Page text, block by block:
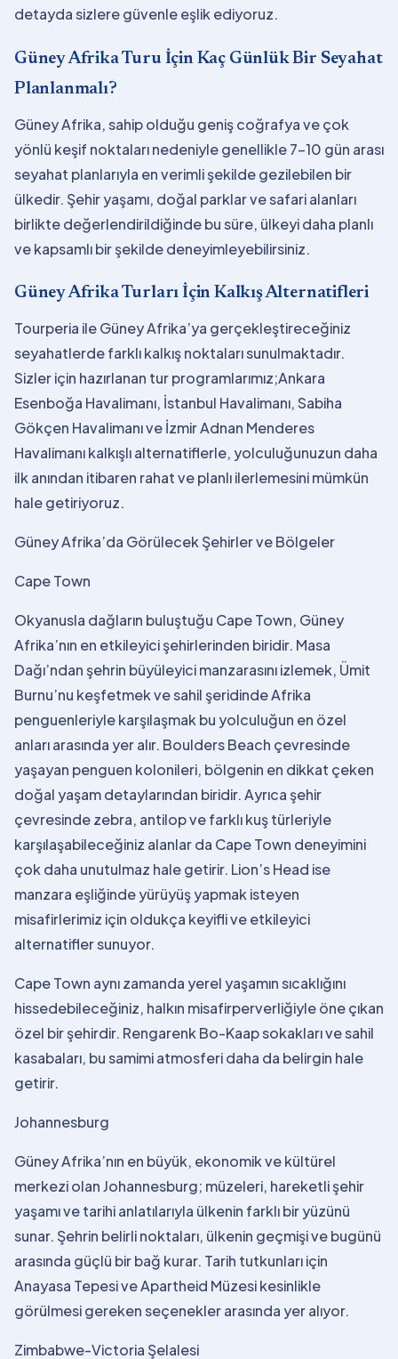
detayda sizlere güvenle eşlik ediyoruz.
Güney Afrika Turu İçin Kaç Günlük Bir Seyahat
Planlanmalı?
Güney Afrika, sahip olduğu geniş coğrafya ve çok
yönlü keşif noktaları nedeniyle genellikle 7-10 gün arası
seyahat planlarıyla en verimli şekilde gezilebilen bir
ülkedir. Şehir yaşamı, doğal parklar ve safari alanları
birlikte değerlendirildiğinde bu süre, ülkeyi daha planlı
ve kapsamlı bir şekilde deneyimleyebilirsiniz.
Güney Afrika Turları İçin Kalkış Alternatifleri
Tourperia ile Güney Afrika’ya gerçekleştireceğiniz
seyahatlerde farklı kalkış noktaları sunulmaktadır.
Sizler için hazırlanan tur programlarımız;Ankara
Esenboğa Havalimanı, İstanbul Havalimanı, Sabiha
Gökçen Havalimanı ve İzmir Adnan Menderes
Havalimanı kalkışlı alternatiflerle, yolculuğunuzun daha
ilk anından itibaren rahat ve planlı ilerlemesini mümkün
hale getiriyoruz.
Güney Afrika’da Görülecek Şehirler ve Bölgeler
Cape Town
Okyanusla dağların buluştuğu Cape Town, Güney
Afrika’nın en etkileyici şehirlerinden biridir. Masa
Dağı’ndan şehrin büyüleyici manzarasını izlemek, Ümit
Burnu’nu keşfetmek ve sahil şeridinde Afrika
penguenleriyle karşılaşmak bu yolculuğun en özel
anları arasında yer alır. Boulders Beach çevresinde
yaşayan penguen kolonileri, bölgenin en dikkat çeken
doğal yaşam detaylarından biridir. Ayrıca şehir
çevresinde zebra, antilop ve farklı kuş türleriyle
karşılaşabileceğiniz alanlar da Cape Town deneyimini
çok daha unutulmaz hale getirir. Lion’s Head ise
manzara eşliğinde yürüyüş yapmak isteyen
misafirlerimiz için oldukça keyifli ve etkileyici
alternatifler sunuyor.
Cape Town aynı zamanda yerel yaşamın sıcaklığını
hissedebileceğiniz, halkın misafirperverliğiyle öne çıkan
özel bir şehirdir. Rengarenk Bo-Kaap sokakları ve sahil
kasabaları, bu samimi atmosferi daha da belirgin hale
getirir.
Johannesburg
Güney Afrika’nın en büyük, ekonomik ve kültürel
merkezi olan Johannesburg; müzeleri, hareketli şehir
yaşamı ve tarihi anlatılarıyla ülkenin farklı bir yüzünü
sunar. Şehrin belirli noktaları, ülkenin geçmişi ve bugünü
arasında güçlü bir bağ kurar. Tarih tutkunları için
Anayasa Tepesi ve Apartheid Müzesi kesinlikle
görülmesi gereken seçenekler arasında yer alıyor.
Zimbabwe-Victoria Şelalesi